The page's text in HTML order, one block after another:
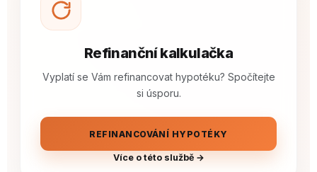
Refinanční kalkulačka
Vyplatí se Vám refinancovat hypotéku? Spočítejte
si úsporu.
REFINANCOVÁNÍ HYPOTÉKY
Více o této službě →